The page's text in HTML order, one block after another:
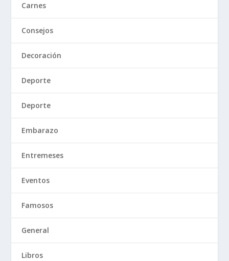
Carnes
Consejos
Decoración
Deporte
Deporte
Embarazo
Entremeses
Eventos
Famosos
General
Libros